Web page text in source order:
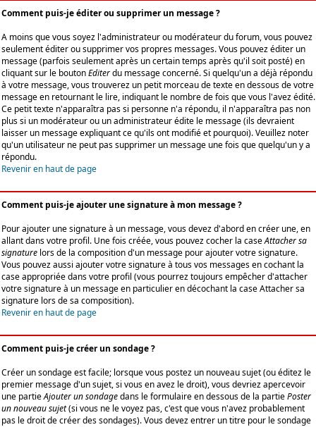
Comment puis-je éditer ou supprimer un message ?
A moins que vous soyez l'administrateur ou modérateur du forum, vous pouvez
seulement éditer ou supprimer vos propres messages. Vous pouvez éditer un
message (parfois seulement après un certain temps après qu'il soit posté) en
cliquant sur le boutonEditerdu message concerné. Si quelqu'un a déjà répondu
à votre message, vous trouverez un petit morceau de texte en dessous de votre
message en retournant le lire, indiquant le nombre de fois que vous l'avez édité.
Ce petit texte n'apparaîtra pas si personne n'a répondu, il n'apparaîtra pas non
plus si un modérateur ou un administrateur édite le message (ils devraient
laisser un message expliquant ce qu'ils ont modifié et pourquoi). Veuillez noter
qu'un utilisateur ne peut pas supprimer un message une fois que quelqu'un y a
répondu.
Revenir en haut de page
Comment puis-je ajouter une signature à mon message ?
Pour ajouter une signature à un message, vous devez d'abord en créer une, en
allant dans votre profil. Une fois créée, vous pouvez cocher la caseAttacher sa
signature lors de la composition d'un message pour ajouter votre signature.
Vous pouvez aussi ajouter votre signature à tous vos messages en cochant la
case appropriée dans votre profil (vous pourrez toujours empêcher d'attacher
votre signature à un message en particulier en décochant la case Attacher sa
signature lors de sa composition).
Revenir en haut de page
Comment puis-je créer un sondage ?
Créer un sondage est facile; lorsque vous postez un nouveau sujet (ou éditez le
premier message d'un sujet, si vous en avez le droit), vous devriez apercevoir
une partieAjouter un sondagedans le formulaire en dessous de la partiePoster
un nouveau sujet(si vous ne le voyez pas, c'est que vous n'avez probablement
pas le droit de créer des sondages). Vous devez entrer un titre pour le sondage